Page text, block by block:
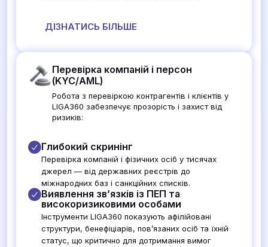
ДІЗНАТИСЬ БІЛЬШЕ
Перевірка компаній і персон
(KYC/AML)
Робота з перевіркою контрагентів і клієнтів у
LIGA360 забезпечує прозорість і захист від
ризиків:
Глибокий скринінг
Перевірка компаній і фізичних осіб у тисячах
джерел — від державних реєстрів до
міжнародних баз і санкційних списків.
Виявлення зв’язків із ПЕП та
високоризиковими особами
Інструменти LIGA360 показують афілійовані
структури, бенефіціарів, пов’язаних осіб та їхній
статус, що критично для дотримання вимог